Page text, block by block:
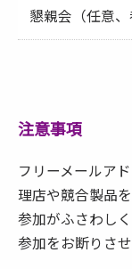
懇親会（任意
注意事項
フリーメールア
理店や競合製品
参加がふさわし
参加をお断りさ